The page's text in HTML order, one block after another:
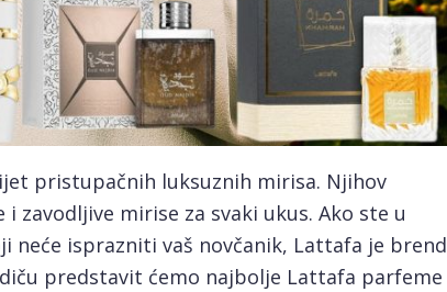
pristupačnih luksuznih mirisa. Njihov
zavodljive mirise za svaki ukus. Ako ste u
isprazniti vaš novčanik, Lattafa je brend
predstavit ćemo najbolje Lattafa parfeme